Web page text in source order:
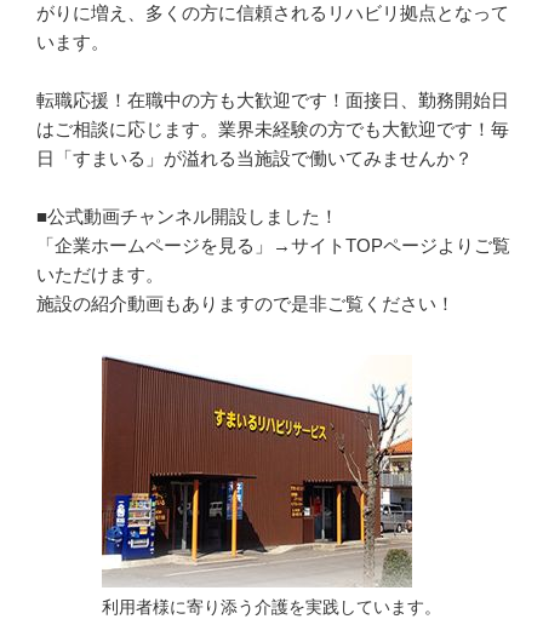
がりに増え、多くの方に信頼されるリハビリ拠点となって
います。
転職応援！在職中の方も大歓迎です！面接日、勤務開始日
はご相談に応じます。業界未経験の方でも大歓迎です！毎
日「すまいる」が溢れる当施設で働いてみませんか？
■公式動画チャンネル開設しました！
「企業ホームページを見る」→サイトTOPページよりご覧
いただけます。
施設の紹介動画もありますので是非ご覧ください！
利用者様に寄り添う介護を実践しています。